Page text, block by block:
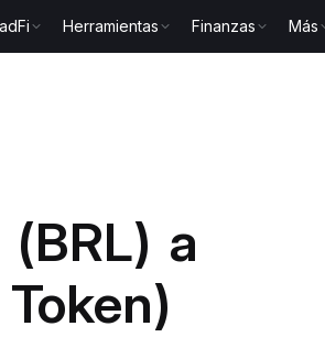
Herramientas Finanzas Más
a